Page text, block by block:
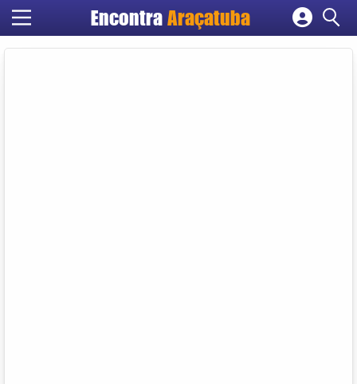
Encontra Araçatuba
Cadastrar empresa